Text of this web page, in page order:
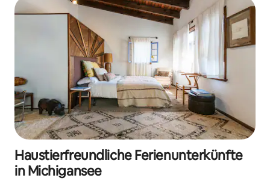
Haustierfreundliche Ferienunterkünfte
in Michigansee